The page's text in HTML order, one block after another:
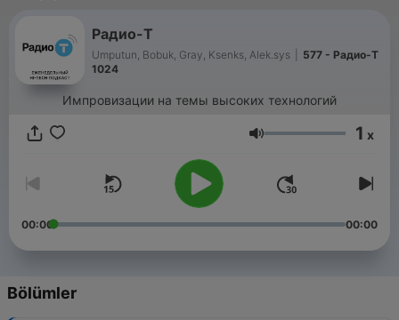
Радио-Т
Umputun, Bobuk, Gray, Ksenks, Alek.sys
577 - Радио-Т
1024
Импровизации на темы высоких технологий
Ses 1 x
00:00 00:00
Bölümler